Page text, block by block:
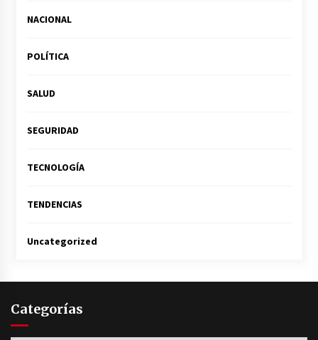
NACIONAL
POLÍTICA
SALUD
SEGURIDAD
TECNOLOGÍA
TENDENCIAS
Uncategorized
Categorías